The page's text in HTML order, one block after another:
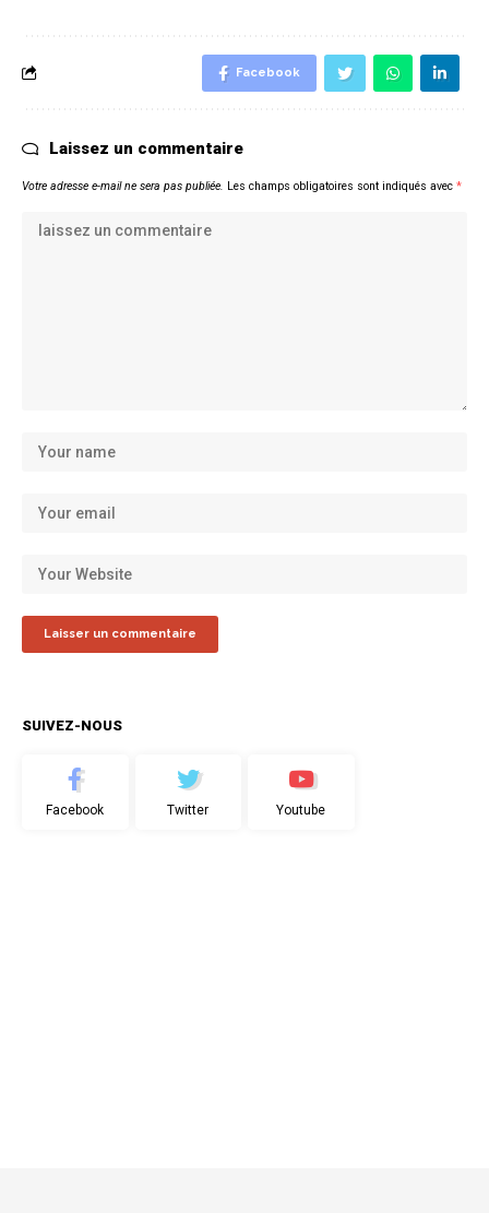
Facebook
Laissez un commentaire
Votre adresse e-mail ne sera pas publiée. Les champs obligatoires sont indiqués avec *
SUIVEZ-NOUS
Facebook Twitter Youtube